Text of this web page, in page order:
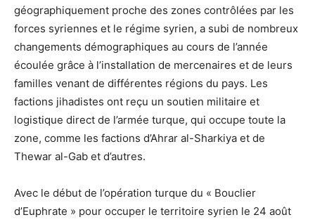
géographiquement proche des zones contrôlées par les
forces syriennes et le régime syrien, a subi de nombreux
changements démographiques au cours de l’année
écoulée grâce à l’installation de mercenaires et de leurs
familles venant de différentes régions du pays. Les
factions jihadistes ont reçu un soutien militaire et
logistique direct de l’armée turque, qui occupe toute la
zone, comme les factions d’Ahrar al-Sharkiya et de
Thewar al-Gab et d’autres.
Avec le début de l’opération turque du « Bouclier
d’Euphrate » pour occuper le territoire syrien le 24 août